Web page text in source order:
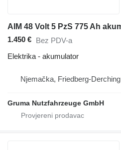
1.450 € Bez PDV-a
Elektrika - akumulator
Njemačka, Friedberg-Derching
Gruma Nutzfahrzeuge GmbH